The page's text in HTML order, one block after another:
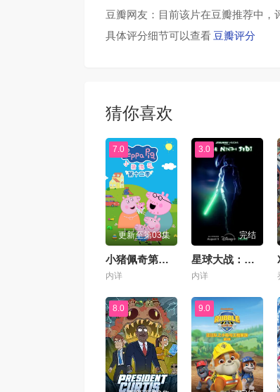
豆瓣网友：目前该片在豆瓣推荐中，
具体评分细节可以查看 豆瓣评分
猜你喜欢
7.0
更新至第03集
小猪佩奇第十二季国语
内详
3.0
完结
星球大战：幻境—第九个绝地武士
内详
8.0 9.0